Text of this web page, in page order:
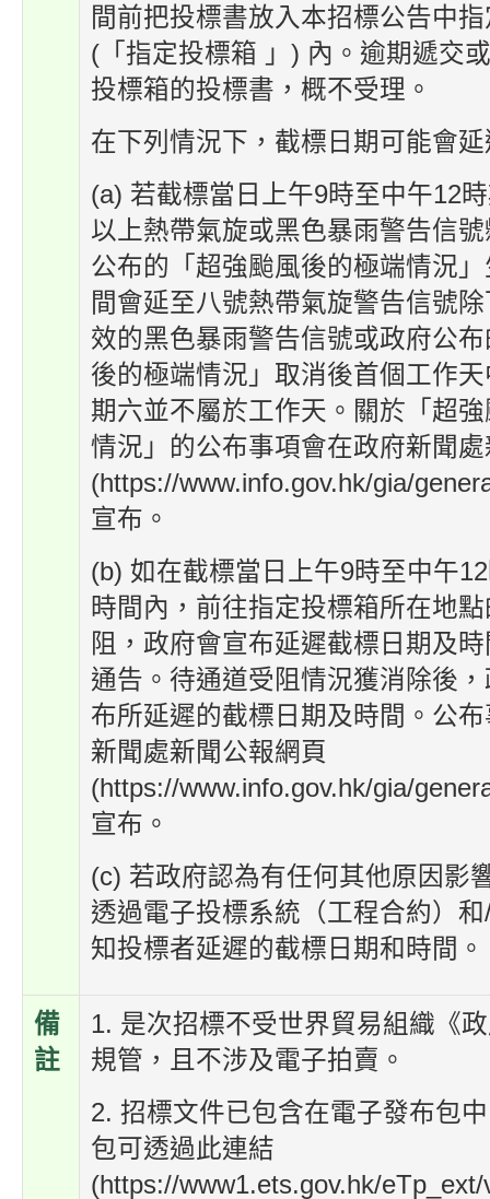
間前把投標書放入本招標公告中
(「指定投標箱 」) 內。逾期遞交
投標箱的投標書，概不受理。
在下列情況下，截標日期可能會
(a) 若截標當日上午9時至中午12
以上熱帶氣旋或黑色暴雨警告信
公布的「超強颱風後的極端情況
間會延至八號熱帶氣旋警告信號
效的黑色暴雨警告信號或政府公
後的極端情況」取消後首個工作
期六並不屬於工作天。關於「超
情況」的公布事項會在政府新聞
(https://www.info.gov.hk/gia/
宣布。
(b) 如在截標當日上午9時至中午
時間內，前往指定投標箱所在地
阻，政府會宣布延遲截標日期及
通告。待通道受阻情況獲消除後
布所延遲的截標日期及時間。公
新聞處新聞公報網頁
(https://www.info.gov.hk/gia/
宣布。
(c) 若政府認為有任何其他原因影
透過電子投標系統（工程合約）
知投標者延遲的截標日期和時間。
備
註
1. 是次招標不受世界貿易組織《
規管，且不涉及電子拍賣。
2. 招標文件已包含在電子發布包
包可透過此連結
(https://www1.ets.gov.hk/